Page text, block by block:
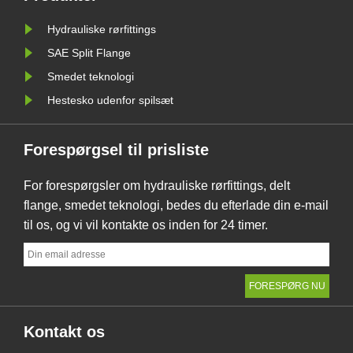
Hydrauliske rørfittings
SAE Split Flange
Smedet teknologi
Hestesko udenfor spilsæt
Forespørgsel til prisliste
For forespørgsler om hydrauliske rørfittings, delt
flange, smedet teknologi, bedes du efterlade din e-mail
til os, og vi vil kontakte os inden for 24 timer.
Kontakt os